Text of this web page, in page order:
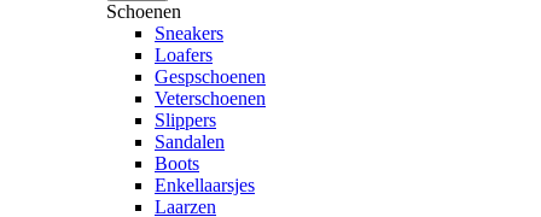
Schoenen
Sneakers
Loafers
Gespschoenen
Veterschoenen
Slippers
Sandalen
Boots
Enkellaarsjes
Laarzen